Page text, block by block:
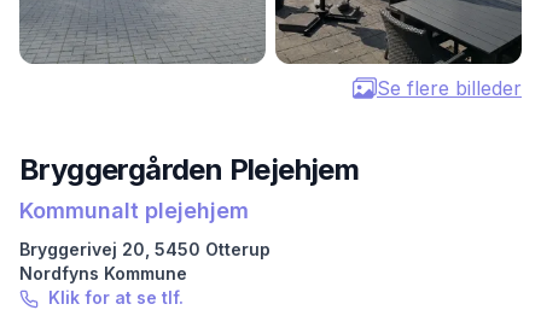
Se flere billeder
Bryggergården Plejehjem
Kommunalt plejehjem
Bryggerivej 20 5450 Otterup
Nordfyns Kommune
Klik for at se tlf.